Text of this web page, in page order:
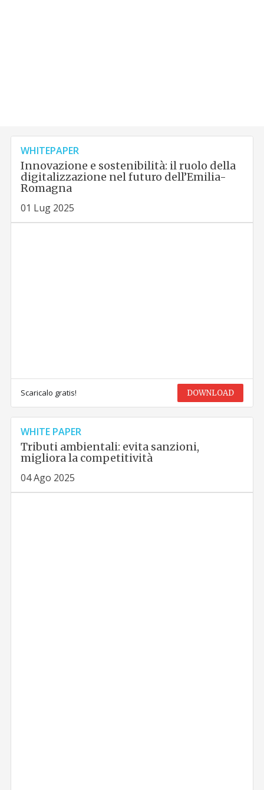
WHITEPAPER
Innovazione e sostenibilità: il ruolo della
digitalizzazione nel futuro dell’Emilia-
Romagna
01 Lug 2025
Scaricalo gratis! DOWNLOAD
WHITE PAPER
Tributi ambientali: evita sanzioni,
migliora la competitività
04 Ago 2025